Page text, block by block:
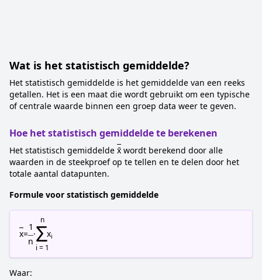
Wat is het statistisch gemiddelde?
Het statistisch gemiddelde is het gemiddelde van een reeks
getallen. Het is een maat die wordt gebruikt om een typische
of centrale waarde binnen een groep data weer te geven.
Hoe het statistisch gemiddelde te berekenen
Het statistisch gemiddelde x̄ wordt berekend door alle
waarden in de steekproef op te tellen en te delen door het
totale aantal datapunten.
Formule voor statistisch gemiddelde
x=
1
n
·
n
Σ
i = 1
xi
Waar: